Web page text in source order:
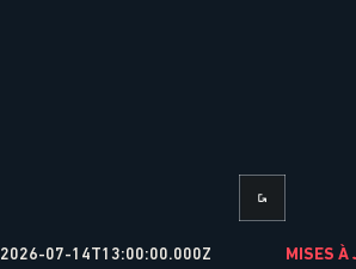
2026-07-14T13:00:00.000Z MISES À